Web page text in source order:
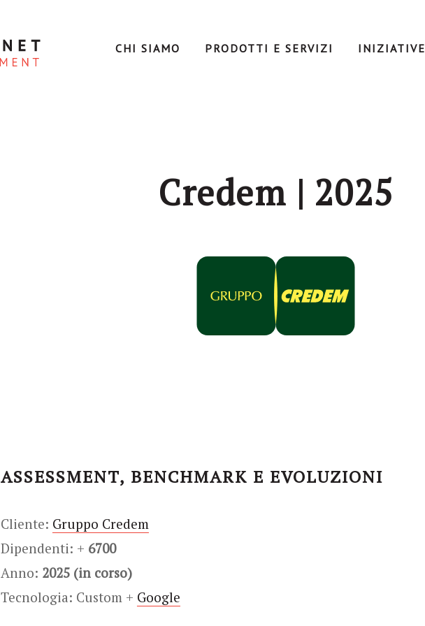
CHI SIAMO PRODOTTI E SERVIZI INIZIATIVE
Credem | 2025
ASSESSMENT, BENCHMARK E EVOLUZIONI
Cliente: Gruppo Credem
Dipendenti: + 6700
Anno: 2025 (in corso)
Tecnologia: Custom + Google